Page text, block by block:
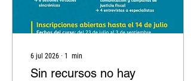
6 jul 2026 ∙ 1 min
Sin recursos no hay